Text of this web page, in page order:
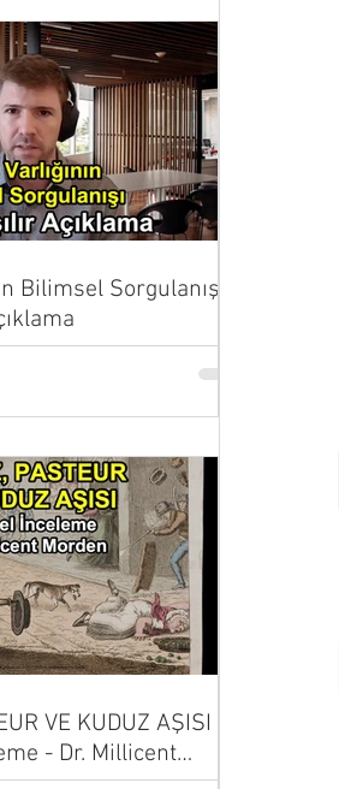
Bilimsel Sorgulanışı |
VE KUDUZ AŞISI |
- Dr. Millicent